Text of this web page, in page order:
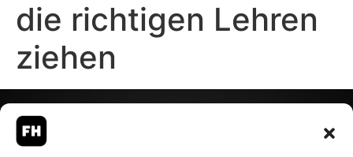
die richtigen Lehren
ziehen